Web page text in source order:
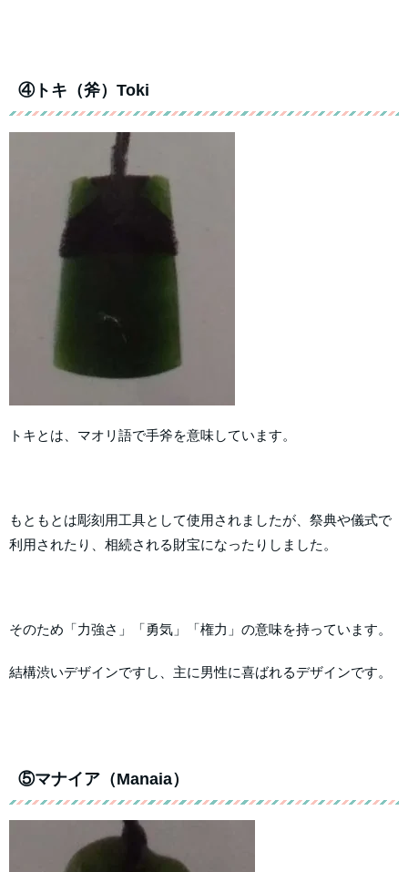
④トキ（斧）Toki
トキとは、マオリ語で手斧を意味しています。
もともとは彫刻用工具として使用されましたが、祭典や儀式で
利用されたり、相続される財宝になったりしました。
そのため「力強さ」「勇気」「権力」の意味を持っています。
結構渋いデザインですし、主に男性に喜ばれるデザインです。
⑤マナイア（Manaia）